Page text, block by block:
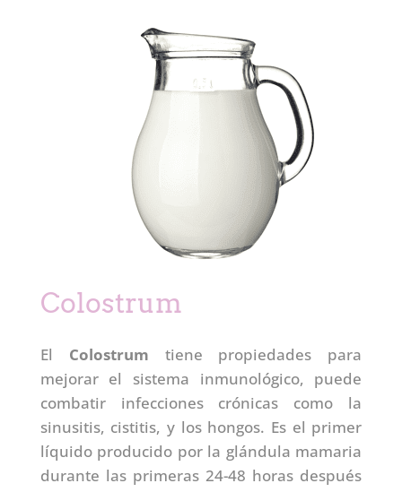
Colostrum
El Colostrum tiene propiedades para
mejorar el sistema inmunológico, puede
combatir infecciones crónicas como la
sinusitis, cistitis, y los hongos. Es el primer
líquido producido por la glándula mamaria
durante las primeras 24-48 horas después